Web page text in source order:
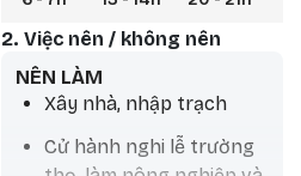
2. Việc nên / không nên
NÊN LÀM
Xây nhà, nhập trạch
Cử hành nghi lễ trường